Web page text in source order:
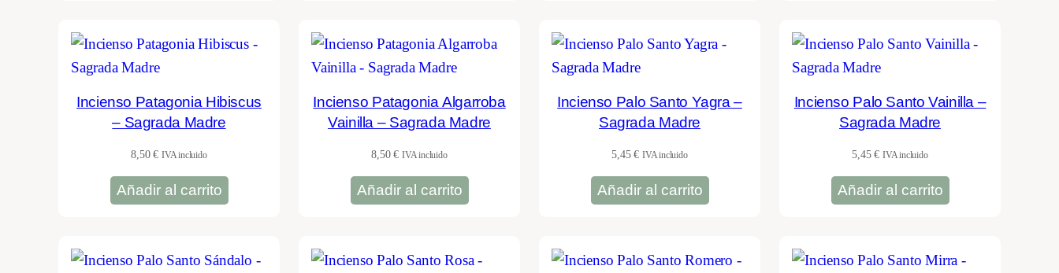
Incienso Patagonia Hibiscus
– Sagrada Madre
8,50€ IVA incluido
Añadir al carrito
Incienso Patagonia Algarroba
Vainilla – Sagrada Madre
8,50€ IVA incluido
Añadir al carrito
Incienso Palo Santo Yagra –
Sagrada Madre
5,45€ IVA incluido
Añadir al carrito
Incienso Palo Santo Vainilla –
Sagrada Madre
5,45€ IVA incluido
Añadir al carrito